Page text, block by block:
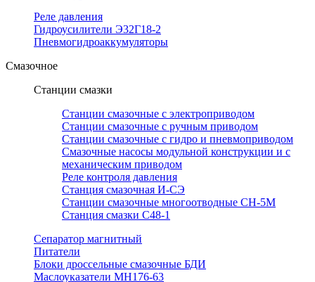
Реле давления
Гидроусилители Э32Г18-2
Пневмогидроаккумуляторы
Смазочное
Станции смазки
Станции смазочные с электроприводом
Станции смазочные с ручным приводом
Станции смазочные с гидро и пневмоприводом
Смазочные насосы модульной конструкции и с
механическим приводом
Реле контроля давления
Станция смазочная И-СЭ
Станции смазочные многоотводные СН-5М
Станция смазки С48-1
Сепаратор магнитный
Питатели
Блоки дроссельные смазочные БДИ
Маслоуказатели МН176-63